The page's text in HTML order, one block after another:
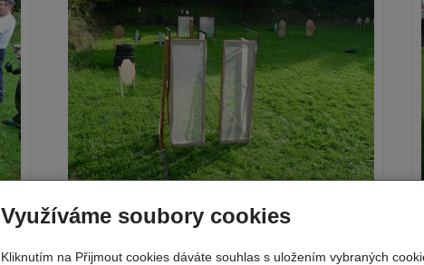
Využíváme soubory cookies
Kliknutím na Přijmout cookies dáváte souhlas s uložením vybraných